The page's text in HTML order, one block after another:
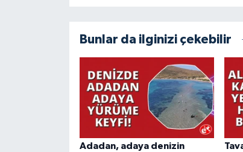
Bunlar da ilginizi çekebilir
Adadan, adaya denizin